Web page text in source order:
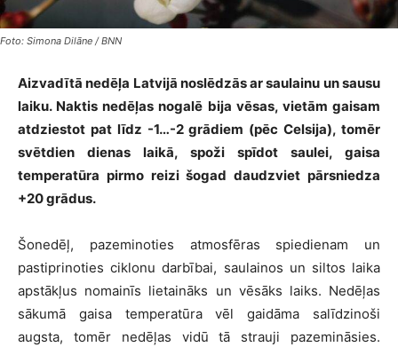
Foto: Simona Dilāne / BNN
Aizvadītā nedēļa Latvijā noslēdzās ar saulainu un sausu
laiku. Naktis nedēļas nogalē bija vēsas, vietām gaisam
atdziestot pat līdz -1…-2 grādiem (pēc Celsija), tomēr
svētdien dienas laikā, spoži spīdot saulei, gaisa
temperatūra pirmo reizi šogad daudzviet pārsniedza
+20 grādus.
Šonedēļ, pazeminoties atmosfēras spiedienam un
pastiprinoties ciklonu darbībai, saulainos un siltos laika
apstākļus nomainīs lietaināks un vēsāks laiks. Nedēļas
sākumā gaisa temperatūra vēl gaidāma salīdzinoši
augsta, tomēr nedēļas vidū tā strauji pazemināsies.